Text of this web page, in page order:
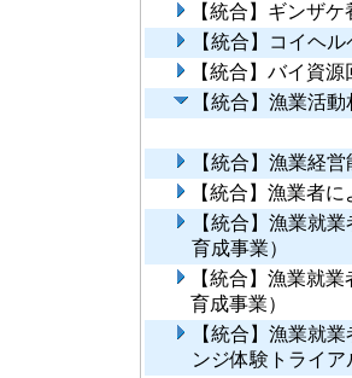
【統合】ギンザ
【統合】コイヘ
【統合】バイ資
【統合】漁業活
【統合】漁業経
【統合】漁業者
【統合】漁業就
育成事業）
【統合】漁業就
育成事業）
【統合】漁業就
ンジ体験トライア